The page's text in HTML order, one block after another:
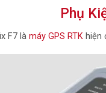
Phụ
F7 là máy GPS RTK hiện